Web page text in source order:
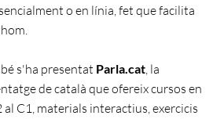
o en línia, fet que facilita
s'ha presentat Parla.cat, la
de català que ofereix cursos en
al C1, materials interactius, exercicis